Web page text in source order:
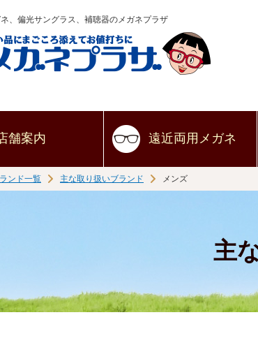
、偏光サングラス、補聴器のメガネプラザ
舗案内 遠近両用 メガネ
ンド一覧 主な取り扱いブランド メンズ
主